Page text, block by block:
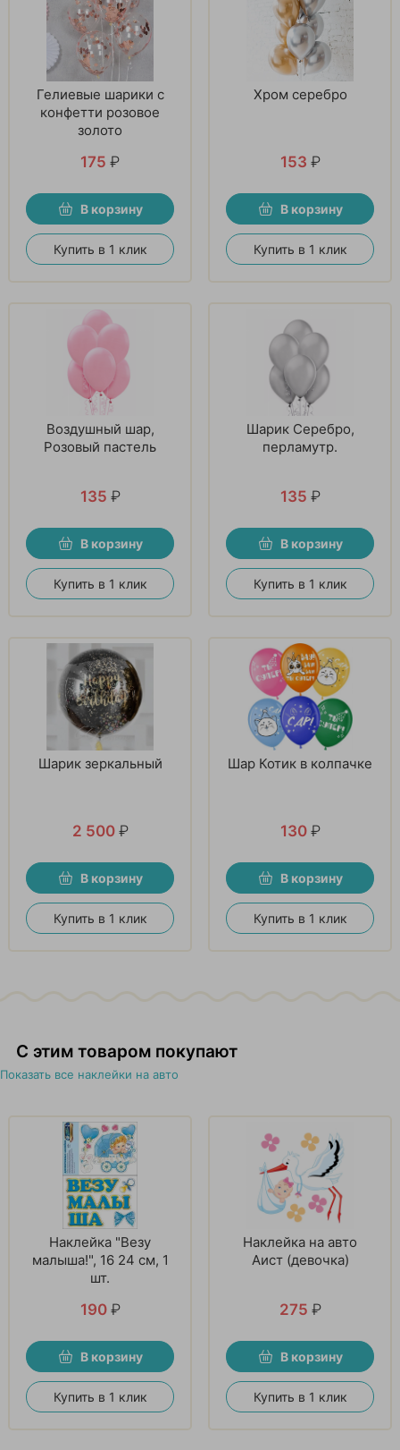
Гелиевые шарики с
конфетти розовое
золото
175 ₽
В корзину
Купить в 1 клик
Хром серебро
153 ₽
В корзину
Купить в 1 клик
Воздушный шар,
Розовый пастель
135 ₽
В корзину
Купить в 1 клик
Шарик Серебро,
перламутр.
135 ₽
В корзину
Купить в 1 клик
Шарик зеркальный
2 500 ₽
В корзину
Купить в 1 клик
Шар Котик в колпачке
130 ₽
В корзину
Купить в 1 клик
С этим товаром покупают
Показать все наклейки на авто
Наклейка "Везу
малыша!", 16 24 см, 1
шт.
190 ₽
В корзину
Купить в 1 клик
Наклейка на авто
Аист (девочка)
275 ₽
В корзину
Купить в 1 клик